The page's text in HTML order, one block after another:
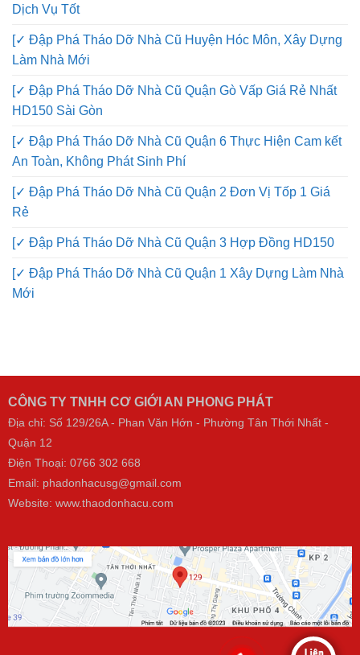
Dịch Vụ Tốt
[✓ Đập Phá Tháo Dỡ Nhà Cũ Huyện Hóc Môn, Xây Dựng
Làm Nhà Mới
[✓ Đập Phá Tháo Dỡ Nhà Cũ Quận Gò Vấp Giá Rẻ Nhất
HD150 Sài Gòn
[✓ Đập Phá Tháo Dỡ Nhà Cũ Quận 6 Thực Hiện Cam kết
An Toàn, Không Phát Sinh Phí
[✓ Đập Phá Tháo Dỡ Nhà Cũ Quận 2 Đơn Vị Tốp 1 Giá
Rẻ
[✓ Đập Phá Tháo Dỡ Nhà Cũ Quận 3 Hợp Đồng HD150
[✓ Đập Phá Tháo Dỡ Nhà Cũ Quận 1 Xây Dựng Làm Nhà
Mới
CÔNG TY TNHH CƠ GIỚI AN PHONG PHÁT
Địa chỉ: Số 129/26A - Phan Văn Hớn - Phường Tân Thới Nhất -
Quận 12
Điện Thoại: 0766 302 668
Email: phadonhacusg@gmail.com
Website: www.thaodonhacu.com